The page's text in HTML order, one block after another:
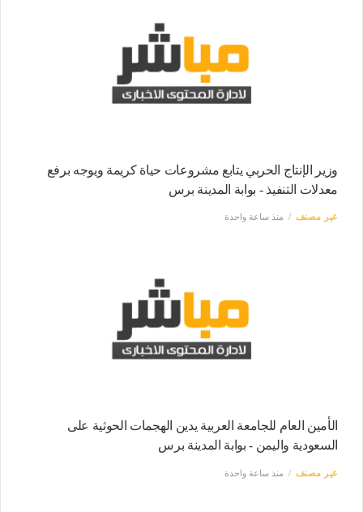
وزير الإنتاج الحربي يتابع مشروعات حياة كريمة ويوجه برفع
معدلات التنفيذ - بوابة المدينة برس
غير مصنف منذ ساعة واحدة
الأمين العام للجامعة العربية يدين الهجمات الحوثية على
السعودية واليمن - بوابة المدينة برس
غير مصنف منذ ساعة واحدة